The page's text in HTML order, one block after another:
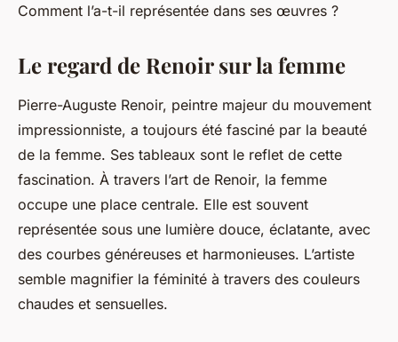
Comment l’a-t-il représentée dans ses œuvres ?
Le regard de Renoir sur la femme
Pierre-Auguste Renoir, peintre majeur du mouvement
impressionniste, a toujours été fasciné par la beauté
de la femme. Ses tableaux sont le reflet de cette
fascination. À travers l’art de Renoir, la femme
occupe une place centrale. Elle est souvent
représentée sous une lumière douce, éclatante, avec
des courbes généreuses et harmonieuses. L’artiste
semble magnifier la féminité à travers des couleurs
chaudes et sensuelles.